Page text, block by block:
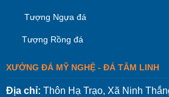
Tượng Ngựa đá
Tượng Rồng đá
XƯỞNG ĐÁ MỸ NGHỆ - ĐÁ TÂM LINH
Địa chỉ: Thôn Hạ Trạo, Xã Ninh